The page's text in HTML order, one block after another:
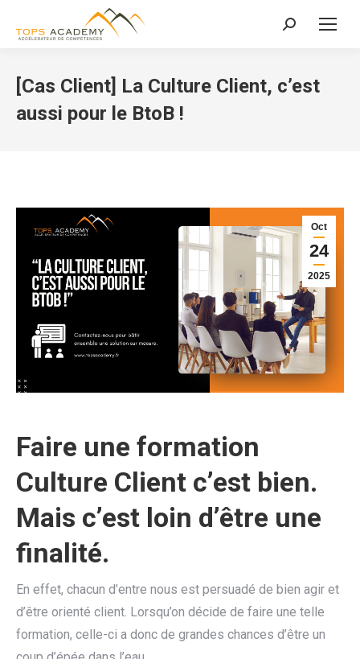
Recherche
[Cas Client] La Culture Client, c’est
aussi pour le BtoB !
Oct
24
2025
Faire une formation
Culture Client c’est bien.
Mais c’est loin d’être une
finalité.
En effet, chacun d’entre nous est persuadé de bien agir et
d’être orienté client. Lorsqu’on décide de faire une telle
formation, celle-ci a donc de grandes chances d’être un